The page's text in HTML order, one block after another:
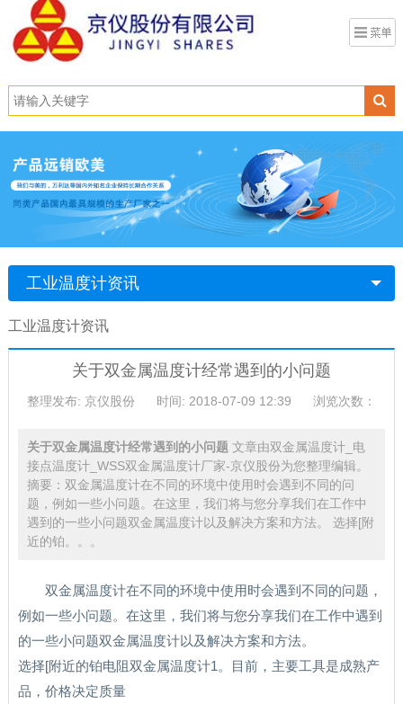
工业温度计资讯
工业温度计资讯
关于双金属温度计经常遇到的小问题
整理发布: 京仪股份 时间: 2018-07-09 12:39 浏览次数：
关于双金属温度计经常遇到的小问题 文章由双金属温度计_电
接点温度计_WSS双金属温度计厂家-京仪股份为您整理编辑。
摘要：双金属温度计在不同的环境中使用时会遇到不同的问
题，例如一些小问题。在这里，我们将与您分享我们在工作中
遇到的一些小问题双金属温度计以及解决方案和方法。 选择[附
近的铂。。。
双金属温度计在不同的环境中使用时会遇到不同的问题，
例如一些小问题。在这里，我们将与您分享我们在工作中遇到
的一些小问题双金属温度计以及解决方案和方法。
选择[附近的铂电阻双金属温度计1。目前，主要工具是成熟产
品，价格决定质量